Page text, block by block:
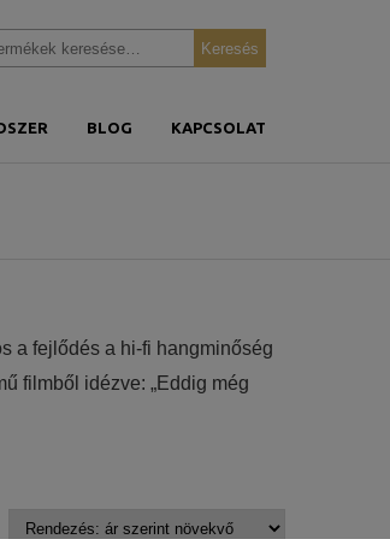
BLOG KAPCSOLAT
Keresés
a fejlődés a hi-fi hangminőség
filmből idézve: „Eddig még
a Synthesis minőséget
a váratlanul dinamikus